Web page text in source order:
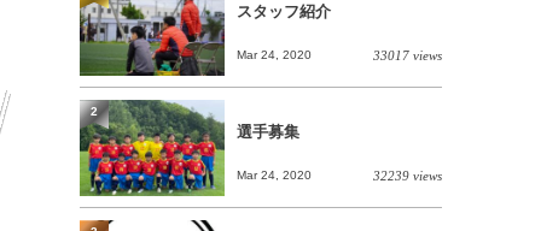
スタッフ紹介
Mar 24, 2020 33017 views
選手募集
Mar 24, 2020 32239 views
2